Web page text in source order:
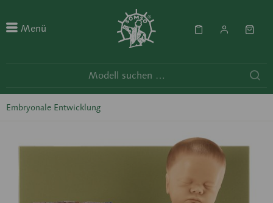
Menü
Embryonale Entwicklung